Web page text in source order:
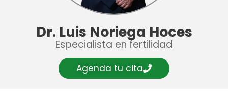
Dr. Luis Noriega Hoces
Especialista en fertilidad
Agenda tu cita